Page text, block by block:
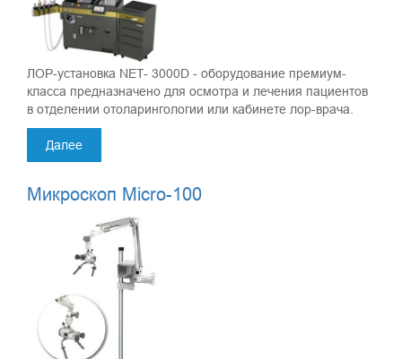
ЛОР-установка NET- 3000D - оборудование премиум-
класса предназначено для осмотра и лечения пациентов
в отделении отоларингологии или кабинете лор-врача.
Далее
Микроскоп Micro-100